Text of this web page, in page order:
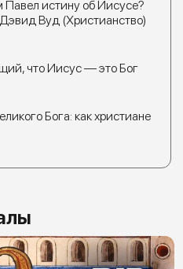
Павел истину об Иисусе?
Вуд (Христианство)
что Иисус — это Бог
Бога: как христиане